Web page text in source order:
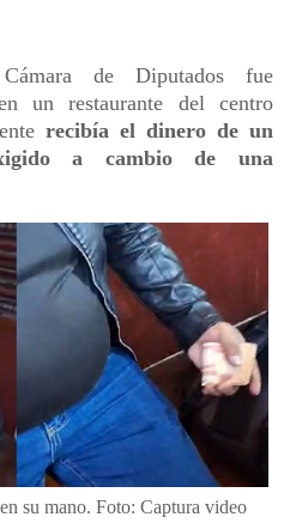
de Diputados fue
un restaurante del centro
recibía el dinero de un
a cambio de una
su mano. Foto: Captura video